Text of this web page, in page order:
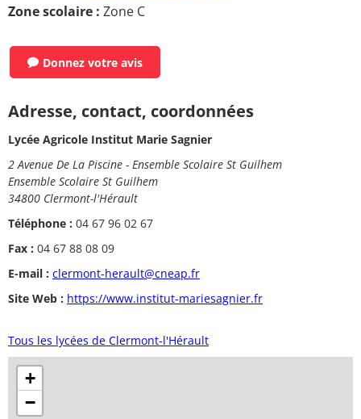
Zone scolaire : Zone C
Donnez votre avis
Adresse, contact, coordonnées
Lycée Agricole Institut Marie Sagnier
2 Avenue De La Piscine - Ensemble Scolaire St Guilhem
Ensemble Scolaire St Guilhem
34800 Clermont-l'Hérault
Téléphone : 04 67 96 02 67
Fax : 04 67 88 08 09
E-mail : clermont-herault@cneap.fr
Site Web : https://www.institut-mariesagnier.fr
Tous les lycées de Clermont-l'Hérault
+
−